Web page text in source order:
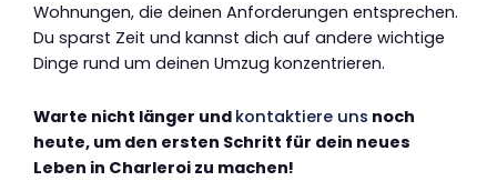
Wohnungen, die deinen Anforderungen entsprechen.
Du sparst Zeit und kannst dich auf andere wichtige
Dinge rund um deinen Umzug konzentrieren.
Warte nicht länger und kontaktiere uns noch
heute, um den ersten Schritt für dein neues
Leben in Charleroi zu machen!